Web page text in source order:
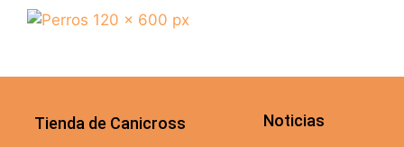
Tienda de Canicross Noticias